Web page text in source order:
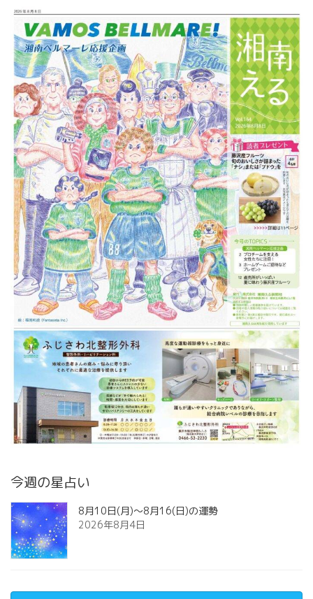
今週の星占い
8月10日(月)～8月16(日)の運勢
2026年8月4日